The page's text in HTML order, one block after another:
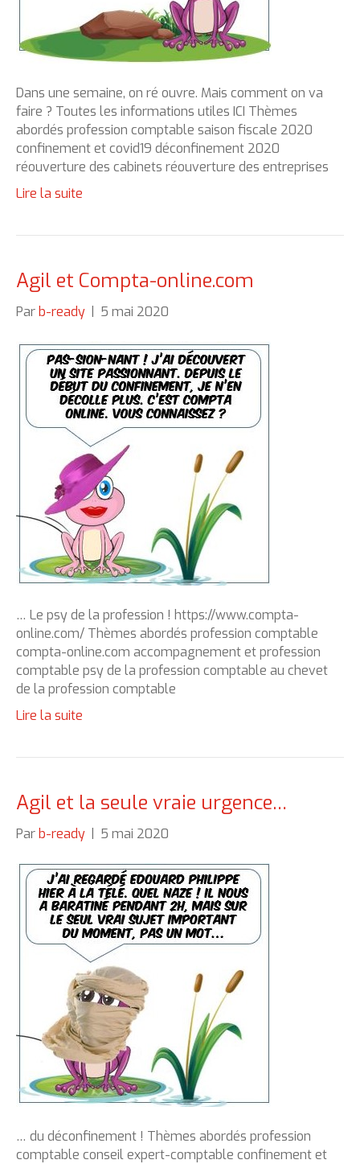
Dans une semaine, on ré ouvre. Mais comment on va
faire ? Toutes les informations utiles ICI Thèmes
abordés profession comptable saison fiscale 2020
confinement et covid19 déconfinement 2020
réouverture des cabinets réouverture des entreprises
Lire la suite
Agil et Compta-online.com
Par b-ready 5 mai 2020
… Le psy de la profession ! https://www.compta-
online.com/ Thèmes abordés profession comptable
compta-online.com accompagnement et profession
comptable psy de la profession comptable au chevet
de la profession comptable
Lire la suite
Agil et la seule vraie urgence…
Par b-ready 5 mai 2020
… du déconfinement ! Thèmes abordés profession
comptable conseil expert-comptable confinement et